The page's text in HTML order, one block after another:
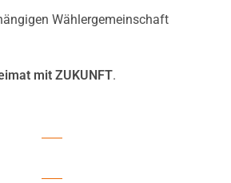
Wählergemeinschaft
mit ZUKUNFT.